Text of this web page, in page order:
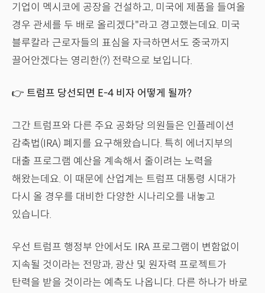
기업이 멕시코에 공장을 건설하고, 미국에 제품을 들여올
경우 관세를 두 배로 올리겠다"라고 경고했는데요. 미국
블루칼라 근로자들의 표심을 자극하면서도 중국까지
끌어안겠다는 영리한(?) 전략으로 보입니다.
👉 트럼프 당선되면 E-4 비자 어떻게 될까?
그간 트럼프와 다른 주요 공화당 의원들은 인플레이션
감축법(IRA) 폐지를 요구해왔습니다. 특히 에너지부의
대출 프로그램 예산을 계속해서 줄이려는 노력을
해왔는데요. 이 때문에 산업계는 트럼프 대통령 시대가
다시 올 경우를 대비한 다양한 시나리오를 내놓고
있습니다.
우선 트럼프 행정부 안에서도 IRA 프로그램이 변함없이
지속될 것이라는 전망과, 광산 및 원자력 프로젝트가
탄력을 받을 것이라는 예측도 나옵니다. 다른 하나가 바로